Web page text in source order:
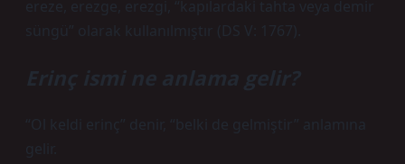
ereze, erezge, erezgi, “kapılardaki tahta veya demir
süngü” olarak kullanılmıştır (DS V: 1767).
Erinç ismi ne anlama gelir?
“Ol keldi erinç” denir, “belki de gelmiştir” anlamına
gelir.